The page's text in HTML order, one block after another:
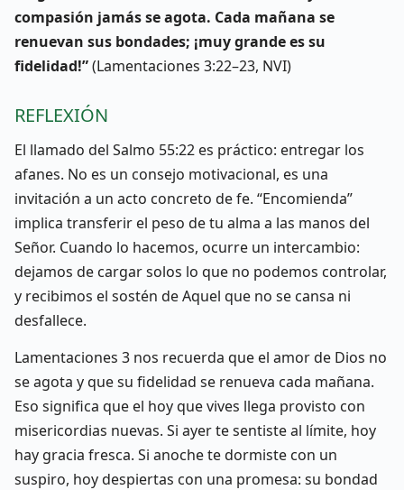
compasión jamás se agota. Cada mañana se
renuevan sus bondades; ¡muy grande es su
fidelidad!”(Lamentaciones 3:22–23, NVI)
REFLEXIÓN
El llamado del Salmo 55:22 es práctico: entregar los
afanes. No es un consejo motivacional, es una
invitación a un acto concreto de fe. “Encomienda”
implica transferir el peso de tu alma a las manos del
Señor. Cuando lo hacemos, ocurre un intercambio:
dejamos de cargar solos lo que no podemos controlar,
y recibimos el sostén de Aquel que no se cansa ni
desfallece.
Lamentaciones 3 nos recuerda que el amor de Dios no
se agota y que su fidelidad se renueva cada mañana.
Eso significa que el hoy que vives llega provisto con
misericordias nuevas. Si ayer te sentiste al límite, hoy
hay gracia fresca. Si anoche te dormiste con un
suspiro, hoy despiertas con una promesa: su bondad